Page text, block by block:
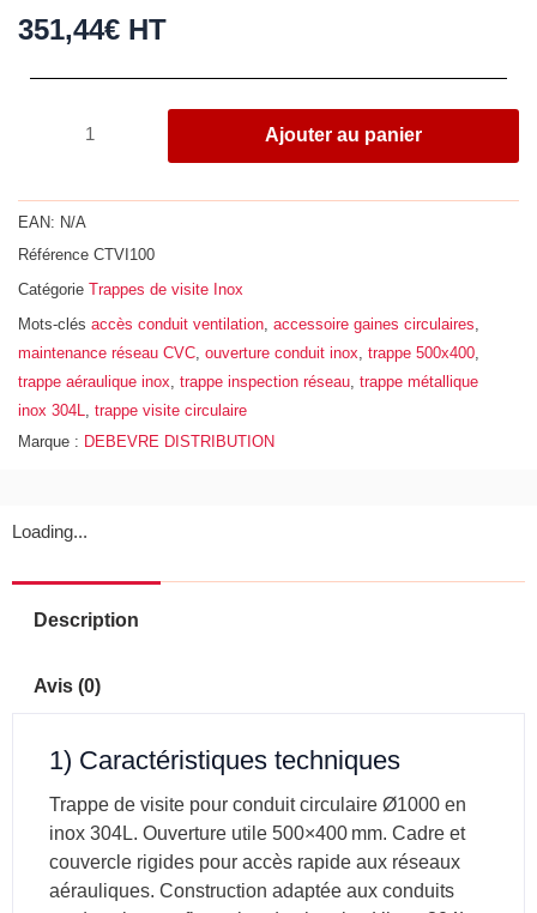
351,44€ HT
de
de
conduit
circulaire,
Ø
1000
-
500x400mm
Ajouter au panier
EAN: N/A
Référence CTVI100
Catégorie Trappes de visite Inox
Mots-clés accès conduit ventilation accessoire gaines circulaires
maintenance réseau CVC ouverture conduit inox trappe 500x400
trappe aéraulique inox trappe inspection réseau trappe métallique
inox 304L
trappe visite circulaire
Marque : DEBEVRE DISTRIBUTION
Loading...
Description
Avis (0)
1) Caractéristiques techniques
Trappe de visite pour conduit circulaire Ø1000 en
inox 304L. Ouverture utile 500×400 mm. Cadre et
couvercle rigides pour accès rapide aux réseaux
aérauliques. Construction adaptée aux conduits